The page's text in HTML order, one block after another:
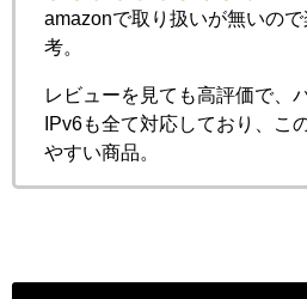
amazonで取り扱いが無いの
考。
レビューを見ても高評価で、
IPv6も全て対応しており、こ
やすい商品。